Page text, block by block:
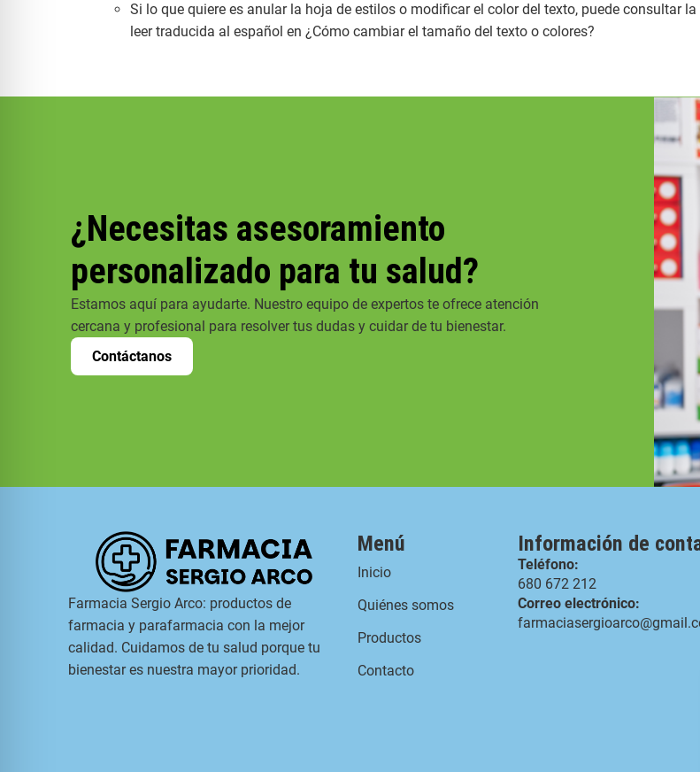
Si lo que quiere es anular la hoja de estilos o modificar el color del texto, puede consultar
leer traducida al español en ¿Cómo cambiar el tamaño del texto o colores?
¿Necesitas asesoramiento
personalizado para tu salud?
Estamos aquí para ayudarte. Nuestro equipo de expertos te ofrece atención
cercana y profesional para resolver tus dudas y cuidar de tu bienestar.
Contáctanos
Farmacia Sergio Arco: productos de
farmacia y parafarmacia con la mejor
calidad. Cuidamos de tu salud porque tu
bienestar es nuestra mayor prioridad.
Menú
Inicio
Quiénes somos
Productos
Contacto
Información de
Teléfono:
680 672 212
Correo electrónico: